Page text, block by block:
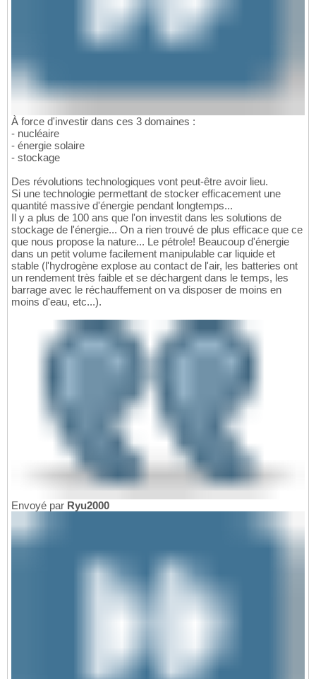
À force d'investir dans ces 3 domaines :
- nucléaire
- énergie solaire
- stockage
Des révolutions technologiques vont peut-être avoir lieu.
Si une technologie permettant de stocker efficacement une
quantité massive d'énergie pendant longtemps...
Il y a plus de 100 ans que l'on investit dans les solutions de
stockage de l'énergie... On a rien trouvé de plus efficace que ce
que nous propose la nature... Le pétrole! Beaucoup d'énergie
dans un petit volume facilement manipulable car liquide et
stable (l'hydrogène explose au contact de l'air, les batteries ont
un rendement très faible et se déchargent dans le temps, les
barrage avec le réchauffement on va disposer de moins en
moins d'eau, etc...).
Envoyé par Ryu2000